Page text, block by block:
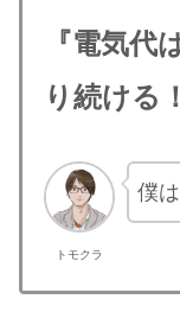
『電気代
り続ける
トモクラ
僕